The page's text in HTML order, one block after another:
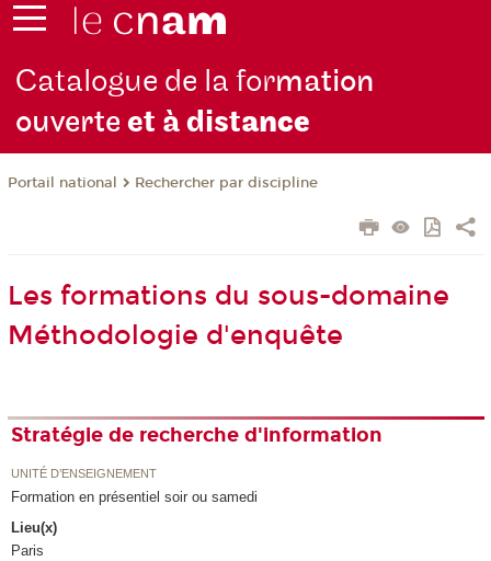
Catalogue de la formation
ouverteet à distance
Portail national Rechercher par discipline
Les formations du sous-domaine
Méthodologie d'enquête
Stratégie de recherche d'information
UNITÉ D’ENSEIGNEMENT
Formation en présentiel soir ou samedi
Lieu(x)
Paris